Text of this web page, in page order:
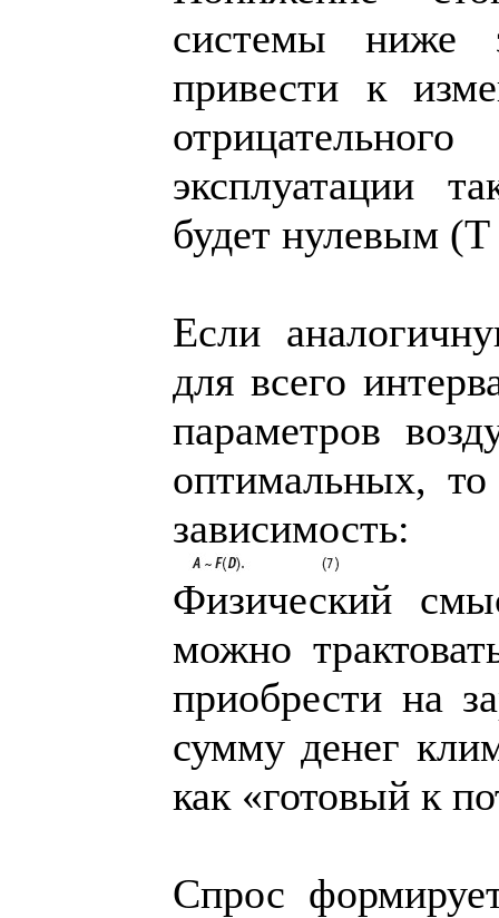
системы ниже
привести к
эксплуатации
будет нулевым
Если
для всего
параметров
оптимальных,
зависимость:
Физический
можно
приобрести на
сумму денег
как «готовый к
Спрос